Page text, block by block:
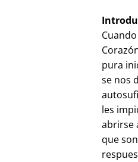
pura
se nos
les
abrirse
que